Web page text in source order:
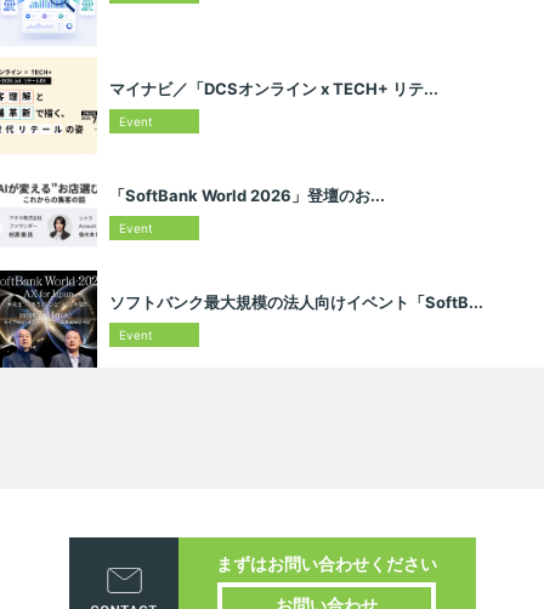
マイナビ／「DCSオンライン x TECH+ リテ...
Event
「SoftBank World 2026」登壇のお...
Event
ソフトバンク最大規模の法人向けイベント「SoftB...
Event
まずはお問い合わせください
お問い合わせ